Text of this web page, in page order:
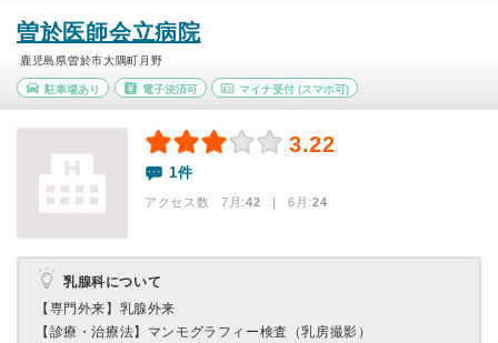
曽於医師会立病院
鹿児島県曽於市大隅町月野
駐車場あり 電子決済可 マイナ受付 (スマホ可)
3.22
1件
アクセス数 7月:42 | 6月:24
乳腺科について
【専門外来】 乳腺外来
【診療・治療法】 マンモグラフィー検査（乳房撮影）